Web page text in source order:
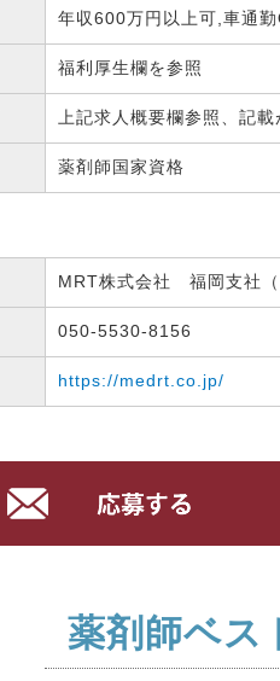
年収600万円以上可,車通
福利厚生欄を参照
上記求人概要欄参照、記
薬剤師国家資格
MRT株式会社 福岡支社
050-5530-8156
https://medrt.co.jp/
薬剤師ベス